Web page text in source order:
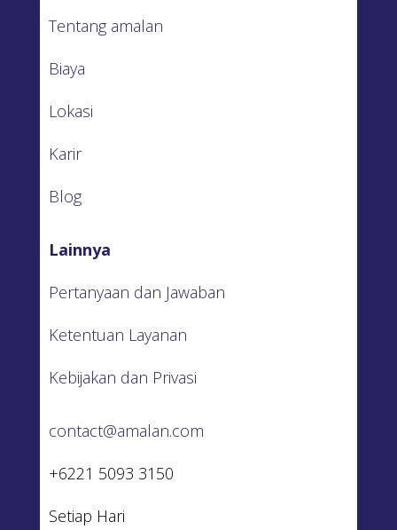
Tentang amalan
Biaya
Lokasi
Karir
Blog
Lainnya
Pertanyaan dan Jawaban
Ketentuan Layanan
Kebijakan dan Privasi
contact@amalan.com
+6221 5093 3150
Setiap Hari